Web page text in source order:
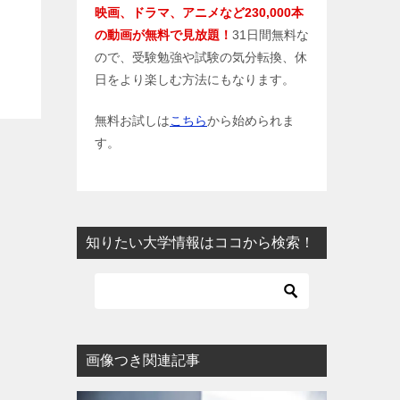
映画、ドラマ、アニメなど230,000本
の動画が無料で見放題！ 31日間無料な
ので、受験勉強や試験の気分転換、休
日をより楽しむ方法にもなります。
無料お試しはこちらから始められま
す。
知りたい大学情報はココから検索！
画像つき関連記事